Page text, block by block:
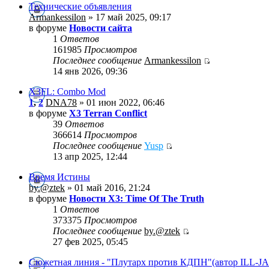
Технические объявления
Armankessilon » 17 май 2025, 09:17
в форуме Новости сайта
1 Ответов
161985 Просмотров
Последнее сообщение Armankessilon
14 янв 2026, 09:36
X3FL: Combo Mod
1,2 DNA78 » 01 июн 2022, 06:46
в форуме X3 Terran Conflict
39 Ответов
366614 Просмотров
Последнее сообщение Yusp
13 апр 2025, 12:44
Время Истины
by.@ztek » 01 май 2016, 21:24
в форуме Новости X3: Time Of The Truth
1 Ответов
373375 Просмотров
Последнее сообщение by.@ztek
27 фев 2025, 05:45
Сюжетная линия - "Плутарх против КДПН"(автор ILL-